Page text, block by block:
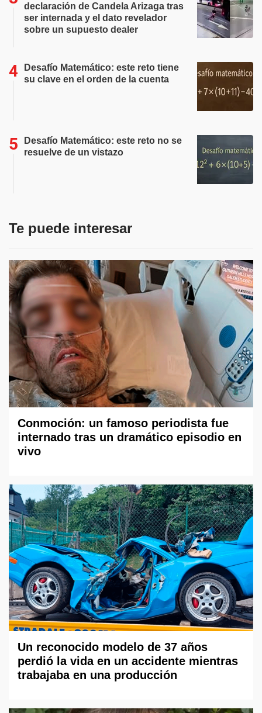
declaración de Candela Arizaga tras
ser internada y el dato revelador
sobre un supuesto dealer
Desafío Matemático: este reto tiene
su clave en el orden de la cuenta
Desafío Matemático: este reto no se
resuelve de un vistazo
Te puede interesar
Conmoción: un famoso periodista fue
internado tras un dramático episodio en
vivo
Un reconocido modelo de 37 años
perdió la vida en un accidente mientras
trabajaba en una producción